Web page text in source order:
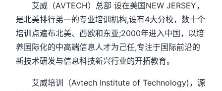
艾威（AVTECH）总部 设在美国NEW JERSEY，
是北美排行弟一的专业培训机构,设有4大分校，数十个
培训点遍布北美、西欧和东亚;2000年进入中国，以培
养国际化的中高端信息人才为己任,专注于国际前沿的
新技术研发与信息科技新兴行业的开拓教育。
艾威培训（Avtech Institute of Technology)，源